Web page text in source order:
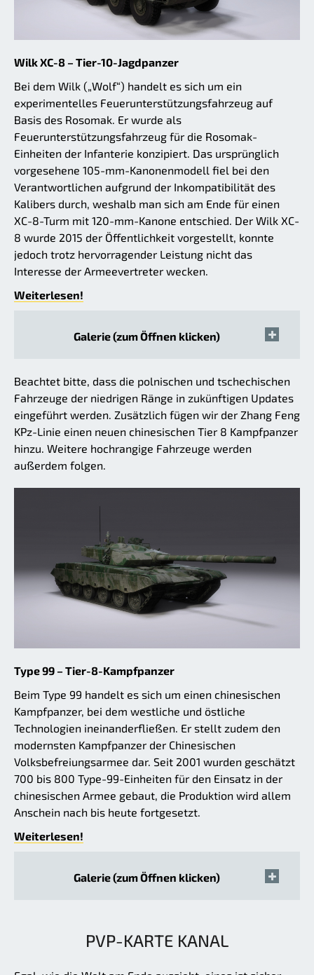
Wilk XC-8 – Tier-10-Jagdpanzer
Bei dem Wilk („Wolf“) handelt es sich um ein
experimentelles Feuerunterstützungsfahrzeug auf
Basis des Rosomak. Er wurde als
Feuerunterstützungsfahrzeug für die Rosomak-
Einheiten der Infanterie konzipiert. Das ursprünglich
vorgesehene 105-mm-Kanonenmodell fiel bei den
Verantwortlichen aufgrund der Inkompatibilität des
Kalibers durch, weshalb man sich am Ende für einen
XC-8-Turm mit 120-mm-Kanone entschied. Der Wilk XC-
8 wurde 2015 der Öffentlichkeit vorgestellt, konnte
jedoch trotz hervorragender Leistung nicht das
Interesse der Armeevertreter wecken.
Weiterlesen!
Galerie (zum Öffnen klicken)
Beachtet bitte, dass die polnischen und tschechischen
Fahrzeuge der niedrigen Ränge in zukünftigen Updates
eingeführt werden. Zusätzlich fügen wir der Zhang Feng
KPz-Linie einen neuen chinesischen Tier 8 Kampfpanzer
hinzu. Weitere hochrangige Fahrzeuge werden
außerdem folgen.
Type 99 – Tier-8-Kampfpanzer
Beim Type 99 handelt es sich um einen chinesischen
Kampfpanzer, bei dem westliche und östliche
Technologien ineinanderfließen. Er stellt zudem den
modernsten Kampfpanzer der Chinesischen
Volksbefreiungsarmee dar. Seit 2001 wurden geschätzt
700 bis 800 Type-99-Einheiten für den Einsatz in der
chinesischen Armee gebaut, die Produktion wird allem
Anschein nach bis heute fortgesetzt.
Weiterlesen!
Galerie (zum Öffnen klicken)
PVP-KARTE KANAL